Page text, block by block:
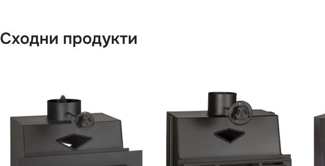
Сходни продукти